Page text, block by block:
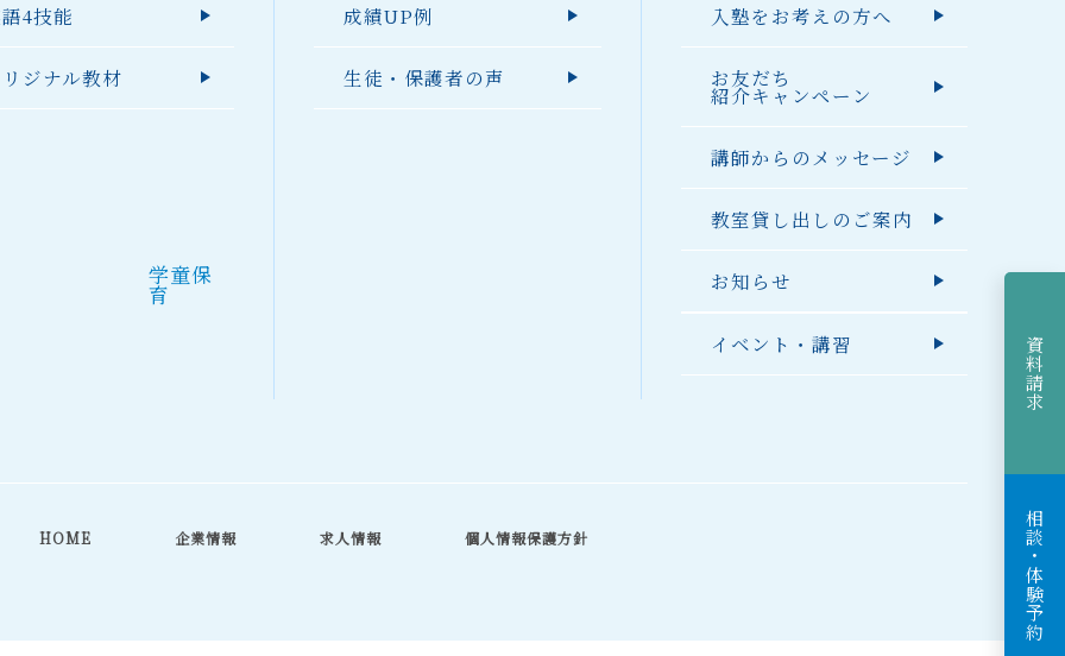
4技能
ジナル教材
学童保
育
成績UP例
生徒・保護者の声
入塾をお考えの方へ
お友だち
紹介キャンペーン
講師からのメッセージ
教室貸し出しのご案内
お知らせ
イベント・講習
HOME 企業情報 求人情報 個人情報保護方針
資料請求
相談・体験予約